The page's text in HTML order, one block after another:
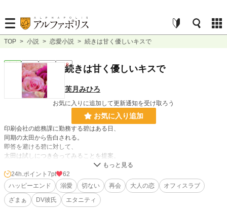
TOP > 小説 > 恋愛小説 > 続きは甘く優しいキスで
完結 長編 R18続きは甘く優しいキスで
芙月みひろ
お気に入りに追加して更新通知を受け取ろう
お気に入り追加
印刷会社の総務課に勤務する碧はある日、
同期の太田から告白される。
即答を避ける碧に対して、
太田は試しにつき合ってみることを提案。
太田と付き合うこと決めた碧だったが、
次第に太田に違和感を覚え始める。
これは束縛か――？
24h.ポイント 7pt
62
ハッピーエンド
溺愛 切ない 再会 大人の恋
オフィスラブ
ざまぁ
DV彼氏 エタニティ